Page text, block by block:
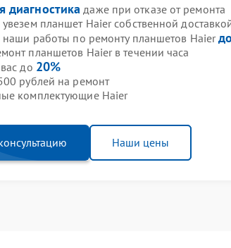
диагностика даже при отказе от ремонта
планшет Haier собственной
наши работы по ремонту планшетов Haier
планшетов Haier в течении часа
до 20%
рублей на ремонт
комплектующие Haier
Наши цены